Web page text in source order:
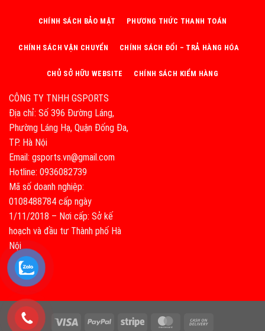
CÔNG TY TNHH GSPORTS
Địa chỉ: Số 396 Đường Láng,
Phường Láng Hạ, Quận Đống Đa,
TP. Hà Nội
Email: gsports.vn@gmail.com
Hotline: 0936082739
Mã số doanh nghiệp:
0108488784 cấp ngày
1/11/2018 – Nơi cấp: Sở kế
hoạch và đầu tư Thành phố Hà
Nội
CHÍNH SÁCH BẢO MẬT PHƯƠNG THỨC THANH TOÁN
CHÍNH SÁCH VẬN CHUYỂN CHÍNH SÁCH ĐỔI – TRẢ HÀNG HÓA
CHỦ SỞ HỮU WEBSITE CHÍNH SÁCH KIỂM HÀNG